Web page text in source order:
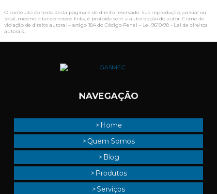
O conteúdo do texto desta página é de direito reservado. Sua reprodução, parcial ou
total, mesmo citando nossos links, é proibida sem a autorização do autor. Crime de
violação de direito autoral – artigo 184 do Código Penal – Lei 9610/98 - Lei de direitos
autorais.
NAVEGAÇÃO
Home
Quem Somos
Blog
Produtos
Serviços